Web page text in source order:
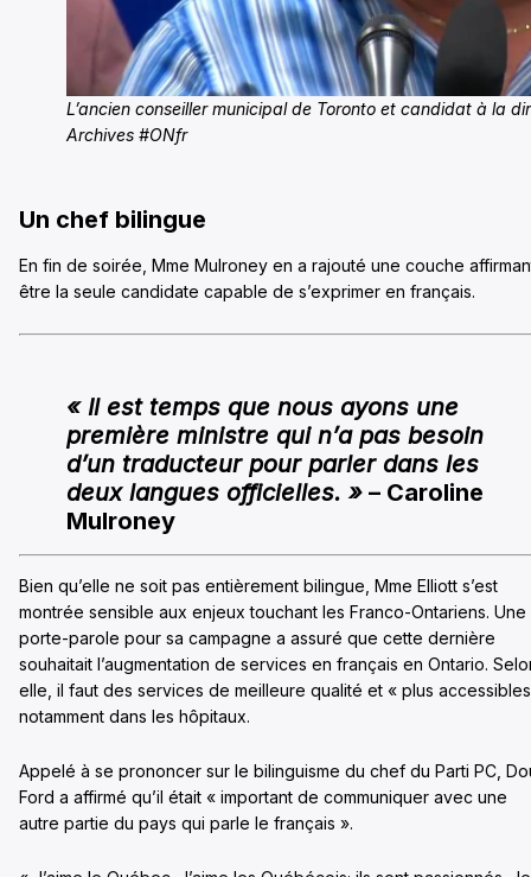
L’ancien conseiller municipal de Toronto et candidat à la
Archives #ONfr
Un chef bilingue
En fin de soirée, Mme Mulroney en a rajouté une couche
être la seule candidate capable de s’exprimer en français.
« Il est temps que nous ayons une
première ministre qui n’a pas besoin
d’un traducteur pour parler dans les
deux langues officielles. » – Caroline
Mulroney
Bien qu’elle ne soit pas entièrement bilingue, Mme Elliott s’est
montrée sensible aux enjeux touchant les Franco-Ontariens. Une
porte-parole pour sa campagne a assuré que cette dernière
souhaitait l’augmentation de services en français en Ontario.
elle, il faut des services de meilleure qualité et « plus
notamment dans les hôpitaux.
Appelé à se prononcer sur le bilinguisme du chef du Parti PC,
Ford a affirmé qu’il était « important de communiquer avec une
autre partie du pays qui parle le français ».